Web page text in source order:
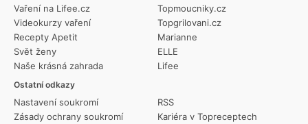
Vaření na Lifee.cz
Videokurzy vaření
Recepty Apetit
Svět ženy
Naše krásná zahrada
Ostatní odkazy
Nastavení soukromí
Zásady ochrany soukromí
RSS
Kariéra v Topreceptech
Topmoucniky.cz
Topgrilovani.cz
Marianne
ELLE
Lifee